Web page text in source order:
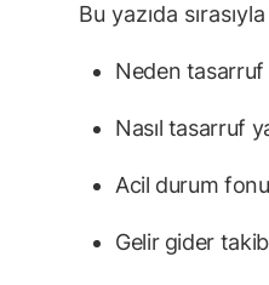
Bu yazıda
Neden tasarruf
Nasıl tasarruf
Acil durum
Gelir gider